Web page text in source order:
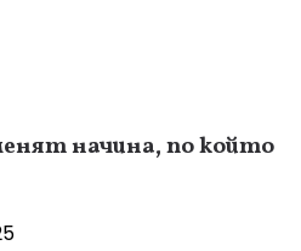
начина, по който